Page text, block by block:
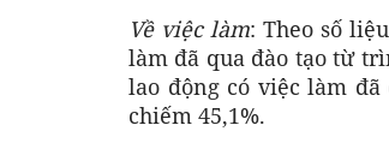
Về việc làm: Theo số
làm đã qua đào tạo từ
lao động có việc làm
chiếm 45,1%.